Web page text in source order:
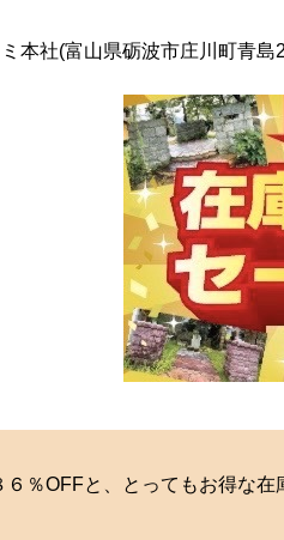
本社(富山県砺波市庄川町青島
％OFFと、とってもお得な